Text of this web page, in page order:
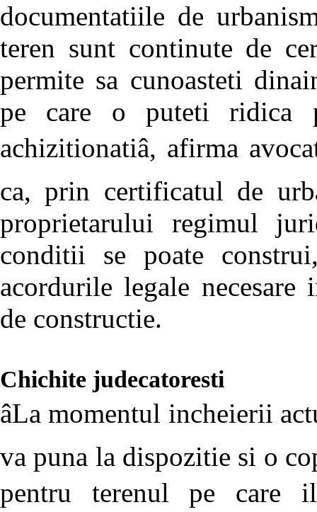
documentatiile de
teren sunt continute de
permite sa cunoasteti
pe care o puteti ridica
achizitionatiâ, afirma
ca, prin certificatul de
proprietarului regimul
conditii se poate
acordurile legale
de constructie.
Chichite judecatoresti
âLa momentul incheierii
va puna la dispozitie si o
pentru terenul pe care il